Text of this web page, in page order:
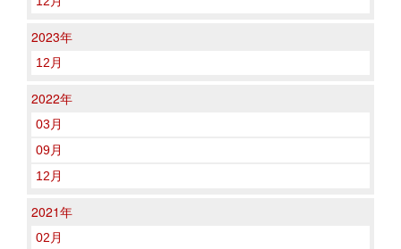
2023年
12月
2022年
03月
09月
12月
2021年
02月